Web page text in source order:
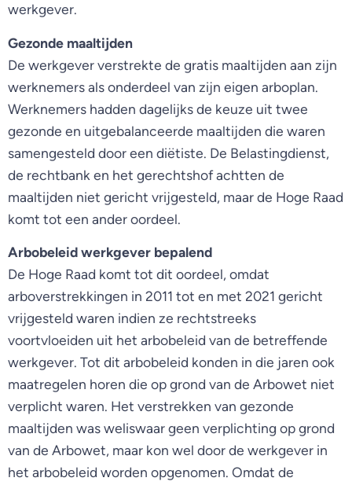
werkgever.
Gezonde maaltijden
De werkgever verstrekte de gratis maaltijden aan zijn
werknemers als onderdeel van zijn eigen arboplan.
Werknemers hadden dagelijks de keuze uit twee
gezonde en uitgebalanceerde maaltijden die waren
samengesteld door een diëtiste. De Belastingdienst,
de rechtbank en het gerechtshof achtten de
maaltijden niet gericht vrijgesteld, maar de Hoge Raad
komt tot een ander oordeel.
Arbobeleid werkgever bepalend
De Hoge Raad komt tot dit oordeel, omdat
arboverstrekkingen in 2011 tot en met 2021 gericht
vrijgesteld waren indien ze rechtstreeks
voortvloeiden uit het arbobeleid van de betreffende
werkgever. Tot dit arbobeleid konden in die jaren ook
maatregelen horen die op grond van de Arbowet niet
verplicht waren. Het verstrekken van gezonde
maaltijden was weliswaar geen verplichting op grond
van de Arbowet, maar kon wel door de werkgever in
het arbobeleid worden opgenomen. Omdat de